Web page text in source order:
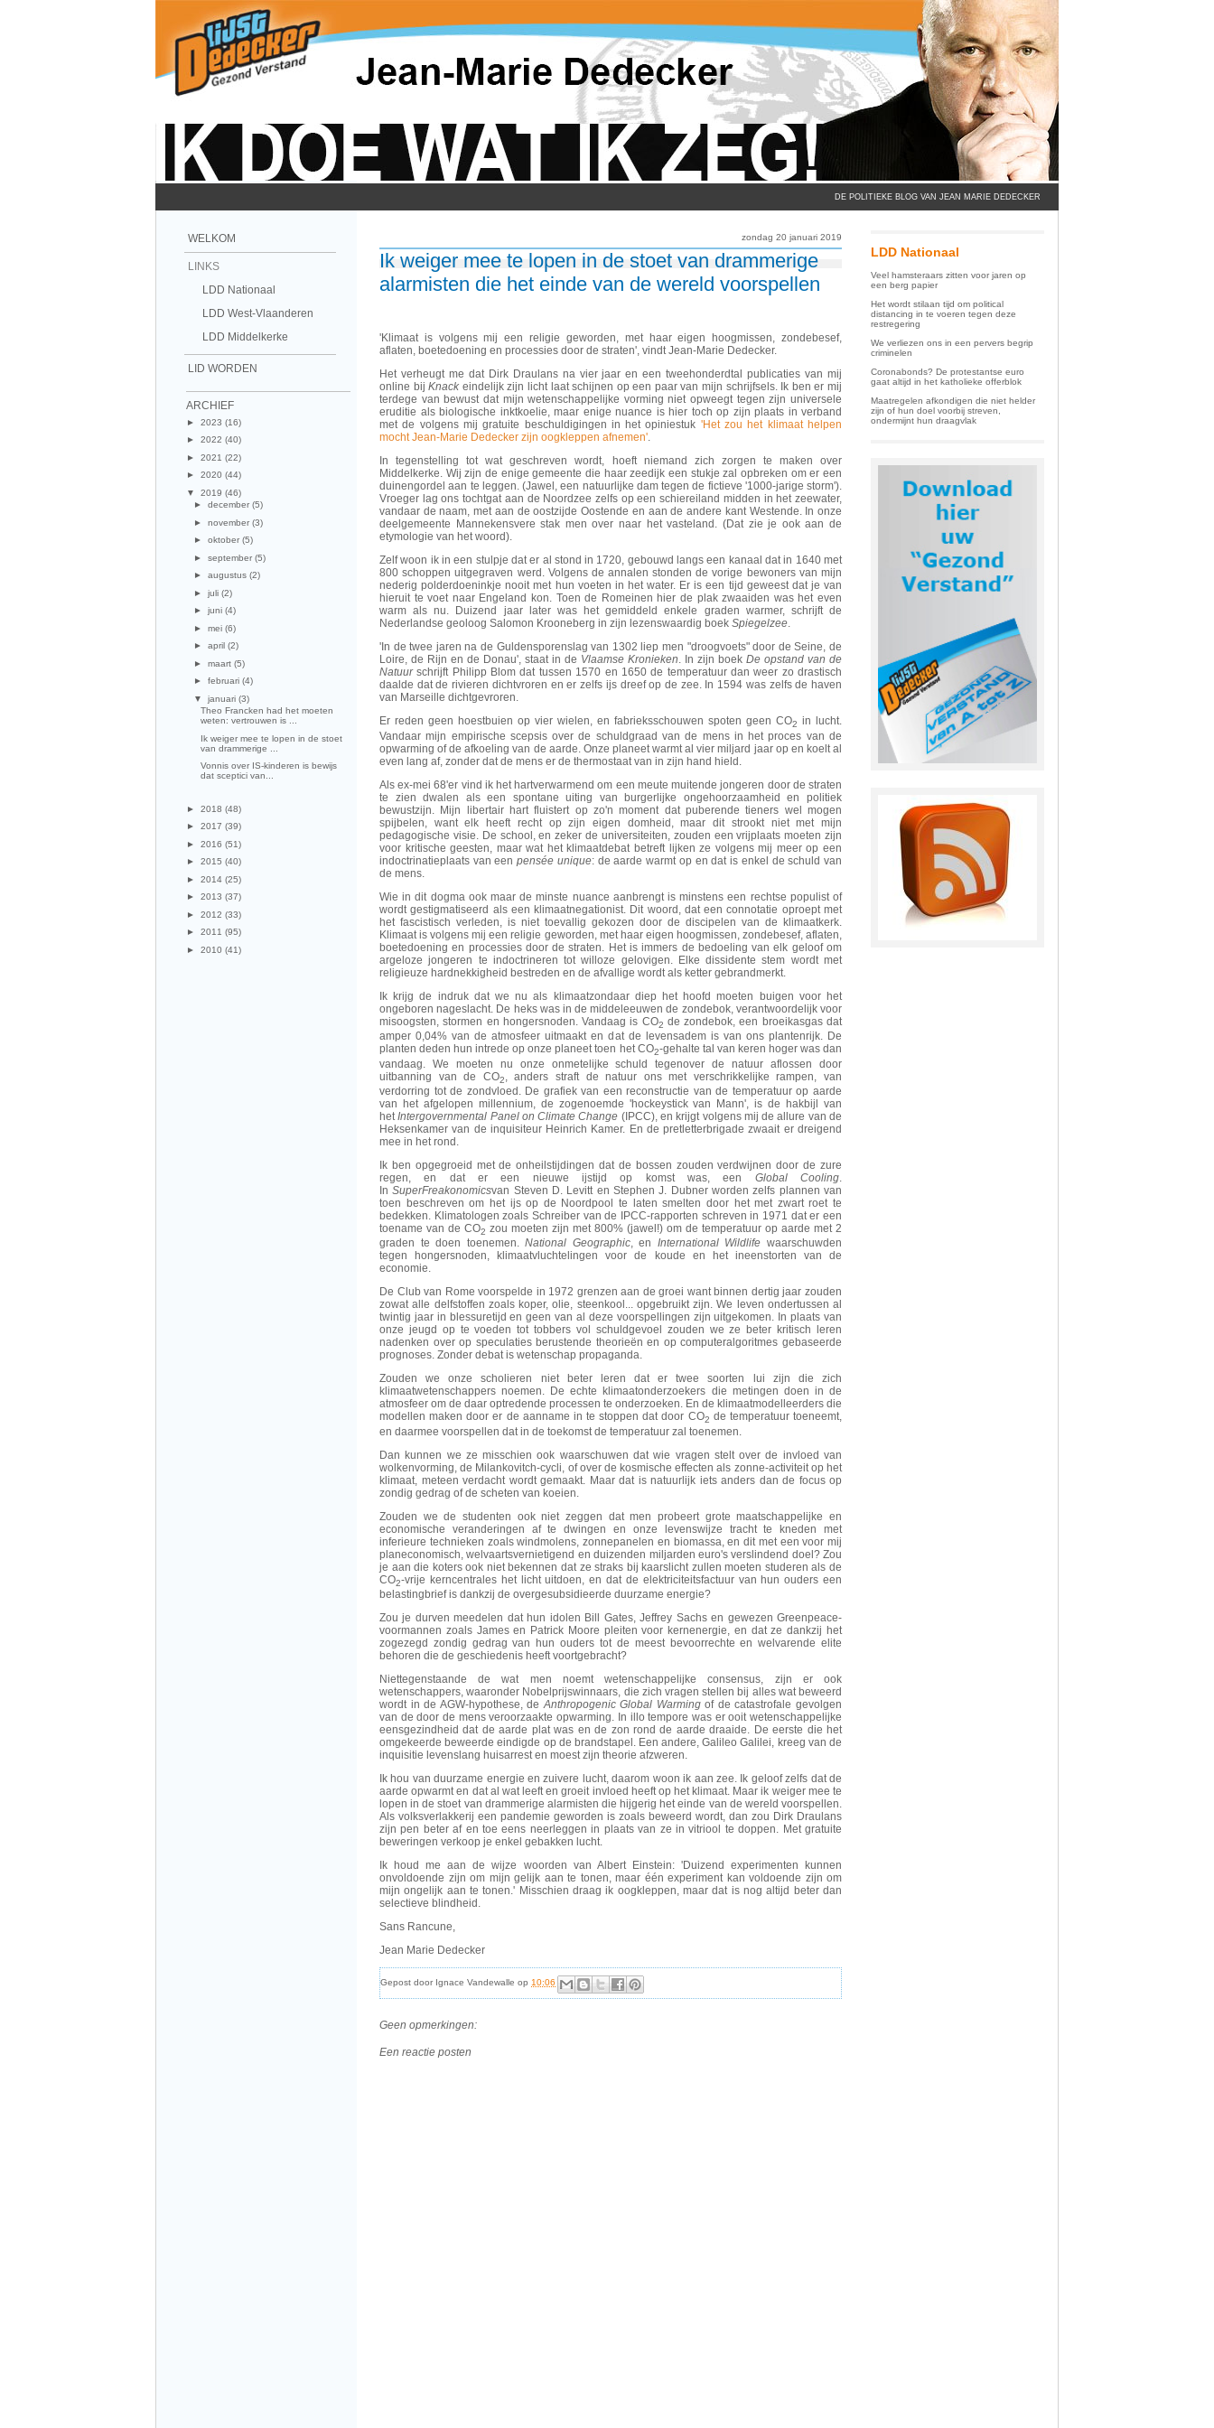
DE POLITIEKE BLOG VAN JEAN MARIE DEDECKER
WELKOM
LINKS
LDD Nationaal
LDD West-Vlaanderen
LDD Middelkerke
LID WORDEN
ARCHIEF
► 2023 (16)
► 2022 (40)
► 2021 (22)
► 2020 (44)
▼ 2019 (46)
► december (5)
► november (3)
► oktober (5)
► september (5)
► augustus (2)
► juli (2)
► juni (4)
► mei (6)
► april (2)
► maart (5)
► februari (4)
▼ januari (3)
Theo Francken had het moeten
weten: vertrouwen is ...
Ik weiger mee te lopen in de stoet
van drammerige ...
Vonnis over IS-kinderen is bewijs
dat sceptici van...
► 2018 (48)
► 2017 (39)
► 2016 (51)
► 2015 (40)
► 2014 (25)
► 2013 (37)
► 2012 (33)
► 2011 (95)
► 2010 (41)
zondag 20 januari 2019
Ik weiger mee te lopen in de stoet van drammerige
alarmisten die het einde van de wereld voorspellen
'Klimaat is volgens mij een religie geworden, met haar eigen hoogmissen, zondebesef,
aflaten, boetedoening en processies door de straten', vindt Jean-Marie Dedecker.
Het verheugt me dat Dirk Draulans na vier jaar en een tweehonderdtal publicaties van mij
online bij Knack eindelijk zijn licht laat schijnen op een paar van mijn schrijfsels. Ik ben er mij
terdege van bewust dat mijn wetenschappelijke vorming niet opweegt tegen zijn universele
eruditie als biologische inktkoelie, maar enige nuance is hier toch op zijn plaats in verband
met de volgens mij gratuite beschuldigingen in het opiniestuk 'Het zou het klimaat helpen
mocht Jean-Marie Dedecker zijn oogkleppen afnemen'.
In tegenstelling tot wat geschreven wordt, hoeft niemand zich zorgen te maken over
Middelkerke. Wij zijn de enige gemeente die haar zeedijk een stukje zal opbreken om er een
duinengordel aan te leggen. (Jawel, een natuurlijke dam tegen de fictieve '1000-jarige storm').
Vroeger lag ons tochtgat aan de Noordzee zelfs op een schiereiland midden in het zeewater,
vandaar de naam, met aan de oostzijde Oostende en aan de andere kant Westende. In onze
deelgemeente Mannekensvere stak men over naar het vasteland. (Dat zie je ook aan de
etymologie van het woord).
Zelf woon ik in een stulpje dat er al stond in 1720, gebouwd langs een kanaal dat in 1640 met
800 schoppen uitgegraven werd. Volgens de annalen stonden de vorige bewoners van mijn
nederig polderdoeninkje nooit met hun voeten in het water. Er is een tijd geweest dat je van
hieruit te voet naar Engeland kon. Toen de Romeinen hier de plak zwaaiden was het even
warm als nu. Duizend jaar later was het gemiddeld enkele graden warmer, schrijft de
Nederlandse geoloog Salomon Krooneberg in zijn lezenswaardig boek Spiegelzee.
'In de twee jaren na de Guldensporenslag van 1302 liep men "droogvoets" door de Seine, de
Loire, de Rijn en de Donau', staat in de Vlaamse Kronieken. In zijn boek De opstand van de
Natuurschrijft Philipp Blom dat tussen 1570 en 1650 de temperatuur dan weer zo drastisch
daalde dat de rivieren dichtvroren en er zelfs ijs dreef op de zee. In 1594 was zelfs de haven
van Marseille dichtgevroren.
Er reden geen hoestbuien op vier wielen, en fabrieksschouwen spoten geen CO2 in lucht.
Vandaar mijn empirische scepsis over de schuldgraad van de mens in het proces van de
opwarming of de afkoeling van de aarde. Onze planeet warmt al vier miljard jaar op en koelt al
even lang af, zonder dat de mens er de thermostaat van in zijn hand hield.
Als ex-mei 68'er vind ik het hartverwarmend om een meute muitende jongeren door de straten
te zien dwalen als een spontane uiting van burgerlijke ongehoorzaamheid en politiek
bewustzijn. Mijn libertair hart fluistert op zo'n moment dat puberende tieners wel mogen
spijbelen, want elk heeft recht op zijn eigen domheid, maar dit strookt niet met mijn
pedagogische visie. De school, en zeker de universiteiten, zouden een vrijplaats moeten zijn
voor kritische geesten, maar wat het klimaatdebat betreft lijken ze volgens mij meer op een
indoctrinatieplaats van eenpensée unique: de aarde warmt op en dat is enkel de schuld van
de mens.
Wie in dit dogma ook maar de minste nuance aanbrengt is minstens een rechtse populist of
wordt gestigmatiseerd als een klimaatnegationist. Dit woord, dat een connotatie oproept met
het fascistisch verleden, is niet toevallig gekozen door de discipelen van de klimaatkerk.
Klimaat is volgens mij een religie geworden, met haar eigen hoogmissen, zondebesef, aflaten,
boetedoening en processies door de straten. Het is immers de bedoeling van elk geloof om
argeloze jongeren te indoctrineren tot willoze gelovigen. Elke dissidente stem wordt met
religieuze hardnekkigheid bestreden en de afvallige wordt als ketter gebrandmerkt.
Ik krijg de indruk dat we nu als klimaatzondaar diep het hoofd moeten buigen voor het
ongeboren nageslacht. De heks was in de middeleeuwen de zondebok, verantwoordelijk voor
misoogsten, stormen en hongersnoden. Vandaag is CO2 de zondebok, een broeikasgas dat
amper 0,04% van de atmosfeer uitmaakt en dat de levensadem is van ons plantenrijk. De
planten deden hun intrede op onze planeet toen het CO2-gehalte tal van keren hoger was dan
vandaag. We moeten nu onze onmetelijke schuld tegenover de natuur aflossen door
uitbanning van de CO2
, anders straft de natuur ons met verschrikkelijke rampen, van
verdorring tot de zondvloed. De grafiek van een reconstructie van de temperatuur op aarde
van het afgelopen millennium, de zogenoemde 'hockeystick van Mann', is de hakbijl van
hetIntergovernmental Panel on Climate Change (IPCC), en krijgt volgens mij de allure van de
Heksenkamer van de inquisiteur Heinrich Kamer. En de pretletterbrigade zwaait er dreigend
mee in het rond.
Ik ben opgegroeid met de onheilstijdingen dat de bossen zouden verdwijnen door de zure
regen, en dat er een nieuwe ijstijd op komst was, een Global Cooling.
InSuperFreakonomicsvan Steven D. Levitt en Stephen J. Dubner worden zelfs plannen van
toen beschreven om het ijs op de Noordpool te laten smelten door het met zwart roet te
bedekken. Klimatologen zoals Schreiber van de IPCC-rapporten schreven in 1971 dat er een
toename van de CO2 zou moeten zijn met 800% (jawel!) om de temperatuur op aarde met 2
graden te doen toenemen.National Geographic, en International Wildlife waarschuwden
tegen hongersnoden, klimaatvluchtelingen voor de koude en het ineenstorten van de
economie.
De Club van Rome voorspelde in 1972 grenzen aan de groei want binnen dertig jaar zouden
zowat alle delfstoffen zoals koper, olie, steenkool... opgebruikt zijn. We leven ondertussen al
twintig jaar in blessuretijd en geen van al deze voorspellingen zijn uitgekomen. In plaats van
onze jeugd op te voeden tot tobbers vol schuldgevoel zouden we ze beter kritisch leren
nadenken over op speculaties berustende theorieën en op computeralgoritmes gebaseerde
prognoses. Zonder debat is wetenschap propaganda.
Zouden we onze scholieren niet beter leren dat er twee soorten lui zijn die zich
klimaatwetenschappers noemen. De echte klimaatonderzoekers die metingen doen in de
atmosfeer om de daar optredende processen te onderzoeken. En de klimaatmodelleerders die
modellen maken door er de aanname in te stoppen dat door CO2 de temperatuur toeneemt,
en daarmee voorspellen dat in de toekomst de temperatuur zal toenemen.
Dan kunnen we ze misschien ook waarschuwen dat wie vragen stelt over de invloed van
wolkenvorming, de Milankovitch-cycli, of over de kosmische effecten als zonne-activiteit op het
klimaat, meteen verdacht wordt gemaakt. Maar dat is natuurlijk iets anders dan de focus op
zondig gedrag of de scheten van koeien.
Zouden we de studenten ook niet zeggen dat men probeert grote maatschappelijke en
economische veranderingen af te dwingen en onze levenswijze tracht te kneden met
inferieure technieken zoals windmolens, zonnepanelen en biomassa, en dit met een voor mij
planeconomisch, welvaartsvernietigend en duizenden miljarden euro's verslindend doel? Zou
je aan die koters ook niet bekennen dat ze straks bij kaarslicht zullen moeten studeren als de
CO2-vrije kerncentrales het licht uitdoen, en dat de elektriciteitsfactuur van hun ouders een
belastingbrief is dankzij de overgesubsidieerde duurzame energie?
Zou je durven meedelen dat hun idolen Bill Gates, Jeffrey Sachs en gewezen Greenpeace-
voormannen zoals James en Patrick Moore pleiten voor kernenergie, en dat ze dankzij het
zogezegd zondig gedrag van hun ouders tot de meest bevoorrechte en welvarende elite
behoren die de geschiedenis heeft voortgebracht?
Niettegenstaande de wat men noemt wetenschappelijke consensus, zijn er ook
wetenschappers, waaronder Nobelprijswinnaars, die zich vragen stellen bij alles wat beweerd
wordt in de AGW-hypothese, deAnthropogenic Global Warmingof de catastrofale gevolgen
van de door de mens veroorzaakte opwarming. In illo tempore was er ooit wetenschappelijke
eensgezindheid dat de aarde plat was en de zon rond de aarde draaide. De eerste die het
omgekeerde beweerde eindigde op de brandstapel. Een andere, Galileo Galilei, kreeg van de
inquisitie levenslang huisarrest en moest zijn theorie afzweren.
Ik hou van duurzame energie en zuivere lucht, daarom woon ik aan zee. Ik geloof zelfs dat de
aarde opwarmt en dat al wat leeft en groeit invloed heeft op het klimaat. Maar ik weiger mee te
lopen in de stoet van drammerige alarmisten die hijgerig het einde van de wereld voorspellen.
Als volksverlakkerij een pandemie geworden is zoals beweerd wordt, dan zou Dirk Draulans
zijn pen beter af en toe eens neerleggen in plaats van ze in vitriool te doppen. Met gratuite
beweringen verkoop je enkel gebakken lucht.
Ik houd me aan de wijze woorden van Albert Einstein: 'Duizend experimenten kunnen
onvoldoende zijn om mijn gelijk aan te tonen, maar één experiment kan voldoende zijn om
mijn ongelijk aan te tonen.' Misschien draag ik oogkleppen, maar dat is nog altijd beter dan
selectieve blindheid.
Sans Rancune,
Jean Marie Dedecker
Gepost door Ignace Vandewalle op 10:06
Geen opmerkingen:
Een reactie posten
LDD Nationaal
Veel hamsteraars zitten voor jaren op
een berg papier
Het wordt stilaan tijd om political
distancing in te voeren tegen deze
restregering
We verliezen ons in een pervers begrip
criminelen
Coronabonds? De protestantse euro
gaat altijd in het katholieke offerblok
Maatregelen afkondigen die niet helder
zijn of hun doel voorbij streven,
ondermijnt hun draagvlak